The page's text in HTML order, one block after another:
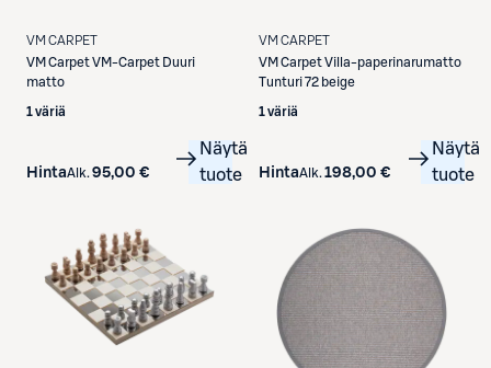
VM CARPET
VM CarpetVM-Carpet Duuri
matto
1 väriä
HintaAlk. 95,00 €
Näytä
tuote
VM CARPET
VM CarpetVilla-paperinarumatto
Tunturi 72 beige
1 väriä
HintaAlk. 198,00 €
Näytä
tuote